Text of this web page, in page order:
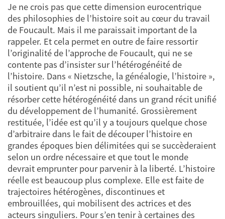
Je ne crois pas que cette dimension eurocentrique
des philosophies de l’histoire soit au cœur du travail
de Foucault. Mais il me paraissait important de la
rappeler. Et cela permet en outre de faire ressortir
l’originalité de l’approche de Foucault, qui ne se
contente pas d’insister sur l’hétérogénéité de
l’histoire. Dans « Nietzsche, la généalogie, l’histoire »,
il soutient qu’il n’est ni possible, ni souhaitable de
résorber cette hétérogénéité dans un grand récit unifié
du développement de l’humanité. Grossièrement
restituée, l’idée est qu’il y a toujours quelque chose
d’arbitraire dans le fait de découper l’histoire en
grandes époques bien délimitées qui se succèderaient
selon un ordre nécessaire et que tout le monde
devrait emprunter pour parvenir à la liberté. L’histoire
réelle est beaucoup plus complexe. Elle est faite de
trajectoires hétérogènes, discontinues et
embrouillées, qui mobilisent des actrices et des
acteurs singuliers. Pour s’en tenir à certaines des